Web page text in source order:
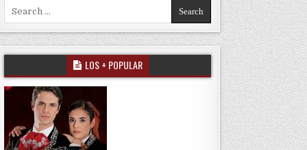
Search for:
LOS + POPULAR